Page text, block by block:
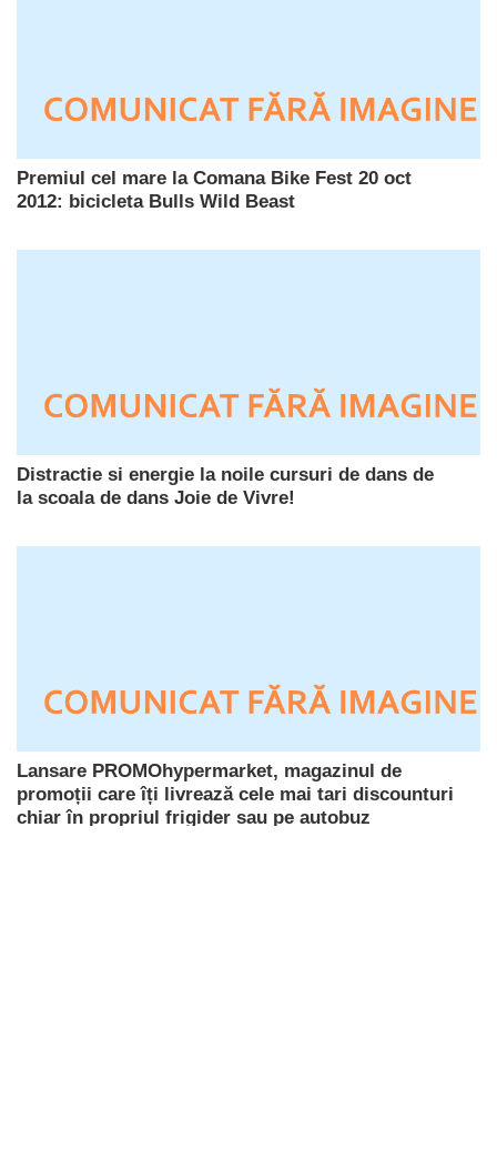
Premiul cel mare la Comana Bike Fest 20 oct
2012: bicicleta Bulls Wild Beast
Distractie si energie la noile cursuri de dans de
la scoala de dans Joie de Vivre!
Lansare PROMOhypermarket, magazinul de
promoții care îți livrează cele mai tari discounturi
chiar în propriul frigider sau pe autobuz